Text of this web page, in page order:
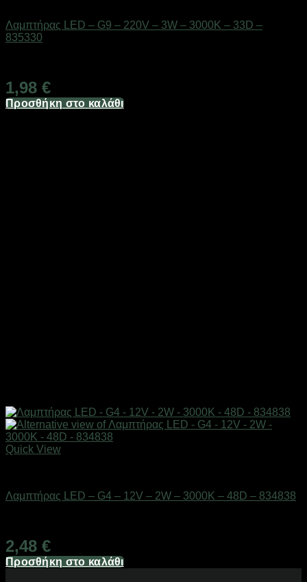
Λαμπτήρας LED – G9 – 220V – 3W – 3000K – 33D –
835330
1,98 €
Προσθήκη στο καλάθι
Quick View
Λαμπτήρας LED – G4 – 12V – 2W – 3000K – 48D – 834838
2,48 €
Προσθήκη στο καλάθι